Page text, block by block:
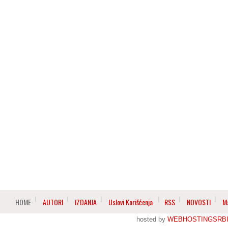
HOME AUTORI IZDANJA Uslovi Korišćenja RSS NOVOSTI
hosted by